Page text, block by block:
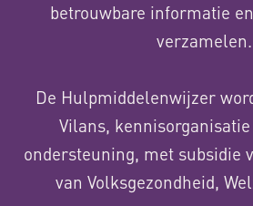
betrouwbare informatie
verzamelen.
De Hulpmiddelenwijzer
Vilans,
ondersteuning, met subsidie
van Volksgezondheid,